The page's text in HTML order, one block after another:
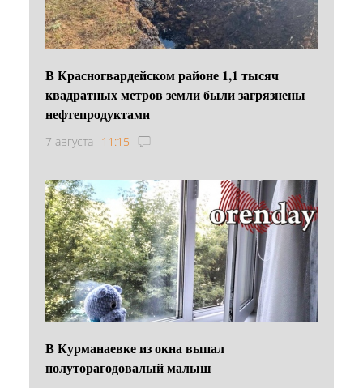
В Красногвардейском районе 1,1 тысяч
квадратных метров земли были загрязнены
нефтепродуктами
7 августа 11:15
В Курманаевке из окна выпал
полуторагодовалый малыш